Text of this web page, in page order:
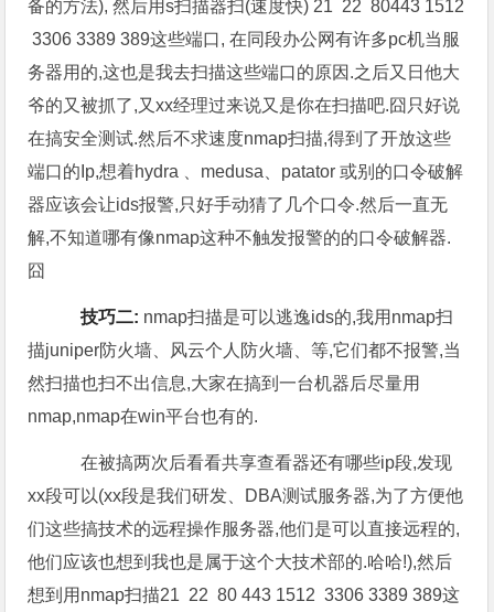
备的方法), 然后用s扫描器扫(速度快) 21 22 80443 1512
3306 3389 389这些端口, 在同段办公网有许多pc机当服
务器用的,这也是我去扫描这些端口的原因.之后又日他大
爷的又被抓了,又xx经理过来说又是你在扫描吧.囧只好说
在搞安全测试.然后不求速度nmap扫描,得到了开放这些
端口的Ip,想着hydra 、medusa、patator 或别的口令破解
器应该会让ids报警,只好手动猜了几个口令.然后一直无
解,不知道哪有像nmap这种不触发报警的的口令破解器.
囧
技巧二: nmap扫描是可以逃逸ids的,我用nmap扫
描juniper防火墙、风云个人防火墙、等,它们都不报警,当
然扫描也扫不出信息,大家在搞到一台机器后尽量用
nmap,nmap在win平台也有的.
在被搞两次后看看共享查看器还有哪些ip段,发现
xx段可以(xx段是我们研发、DBA测试服务器,为了方便他
们这些搞技术的远程操作服务器,他们是可以直接远程的,
他们应该也想到我也是属于这个大技术部的.哈哈!),然后
想到用nmap扫描21 22 80 443 1512 3306 3389 389这